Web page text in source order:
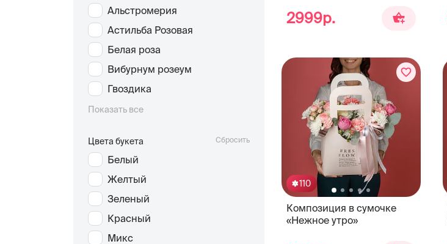
Альстромерия
Астильба Розовая
Белая роза
Вибурнум розеум
Гвоздика
Показать все
Цвета букета Сбросить
Белый
Желтый
Зеленый
Красный
Микс
2999р.
110
Композиция в сумочке
«Нежное утро»